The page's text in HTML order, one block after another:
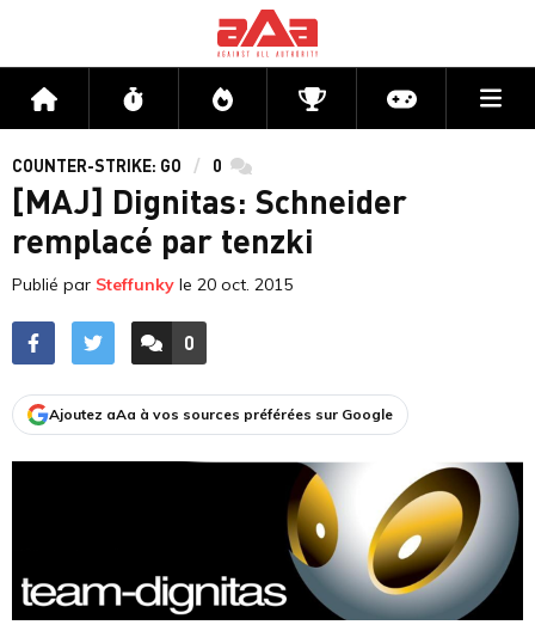
Accueil Flux Directs CompétitionsActu jeux
COUNTER-STRIKE: GO 0 commentaires
[MAJ] Dignitas: Schneider
remplacé par tenzki
Publié par Steffunky le 20 oct. 2015
ACCÉDER AUX
0
COMMENTAIRES
Ajoutez aAa à vos sources préférées sur Google